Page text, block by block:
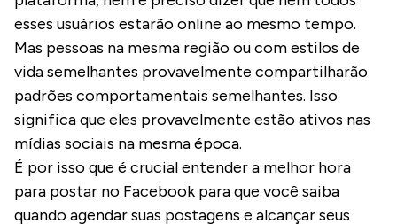
esses usuários estarão online ao mesmo tempo.
Mas pessoas na mesma região ou com estilos de
vida semelhantes provavelmente compartilharão
padrões comportamentais semelhantes. Isso
significa que eles provavelmente estão ativos nas
mídias sociais na mesma época.
É por isso que é crucial entender a melhor hora
para postar no Facebook para que você saiba
quando agendar suas postagens e alcançar seus